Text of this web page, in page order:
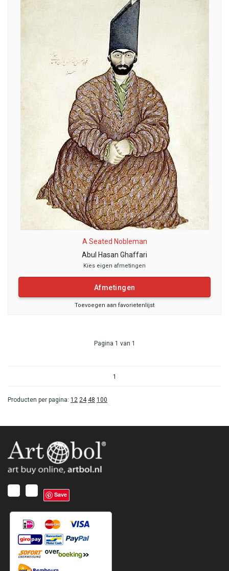
A Seated Nobleman
Abul Hasan Ghaffari
Kies eigen afmetingen
Afmetingen
Toevoegen aan favorietenlijst
Pagina 1 van 1
1
Producten per pagina: 12 24 48 100
Save